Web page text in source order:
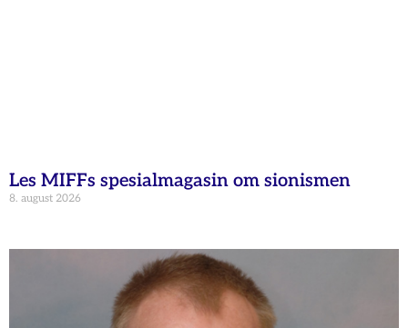
Les MIFFs spesialmagasin om sionismen
8. august 2026